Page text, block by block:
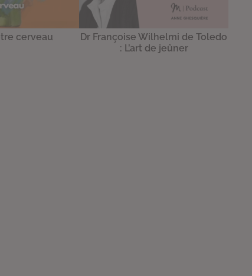
cerveau
Dr Françoise Wilhelmi de Toledo
: L’art de jeûner